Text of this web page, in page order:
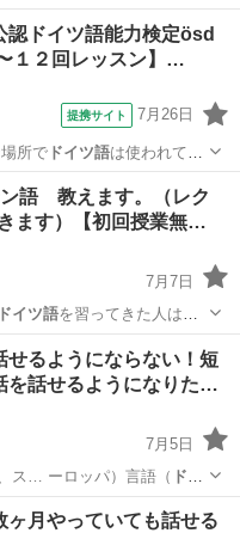
ーディング 不登校
認ドイツ語能力検定ösd
１２回レッスン】…
提携サイト 7月26日
所でドイツ語は使われてい
ています… ösd/oesdドイツ
ン語 教えます。（レク
ます）【初回授業無…
7月7日
イツ語を習ってきた人は、
せるようにならない！短
を話せるようになりた…
7月5日
ス… ーロッパ）言語（ ドイ
ヶ月やっていても話せる